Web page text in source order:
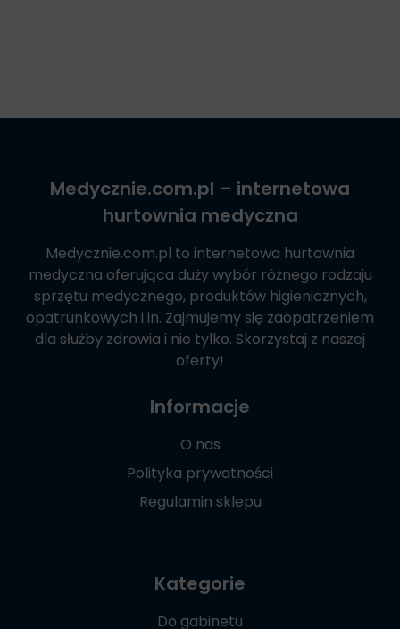
Medycznie.com.pl – internetowa
hurtownia medyczna
Medycznie.com.pl to internetowa hurtownia
medyczna oferująca duży wybór różnego rodzaju
sprzętu medycznego, produktów higienicznych,
opatrunkowych i in. Zajmujemy się zaopatrzeniem
dla służby zdrowia i nie tylko. Skorzystaj z naszej
oferty!
Informacje
O nas
Polityka prywatności
Regulamin sklepu
Kategorie
Do gabinetu